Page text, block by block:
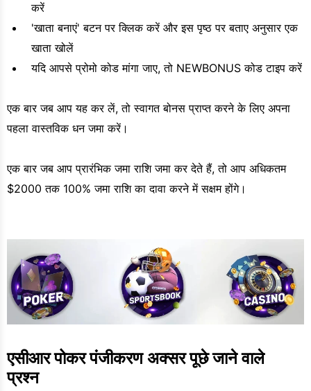
करें
'खाता बनाएं' बटन पर क्लिक करें और इस पृष्ठ पर बताए अनुसार एक
खाता खोलें
यदि आपसे प्रोमो कोड मांगा जाए, तो NEWBONUS कोड टाइप करें
एक बार जब आप यह कर लें, तो स्वागत बोनस प्राप्त करने के लिए अपना
पहला वास्तविक धन जमा करें।
एक बार जब आप प्रारंभिक जमा राशि जमा कर देते हैं, तो आप अधिकतम
$2000 तक 100% जमा राशि का दावा करने में सक्षम होंगे।
एसीआर पोकर पंजीकरण अक्सर पूछे जाने वाले
प्रश्न